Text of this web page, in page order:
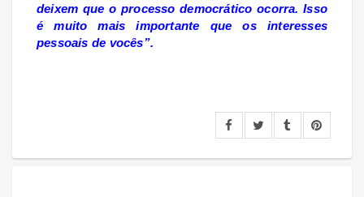
deixem que o processo democrático ocorra. Isso
é muito mais importante que os interesses
pessoais de vocês”.